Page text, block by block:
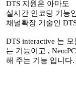
DTS 지원은 아마도
실시간 인코딩 기능
채널확장 기술인
DTS interactive 는
는 기능이고 ,
해 주는 기능 입니다.